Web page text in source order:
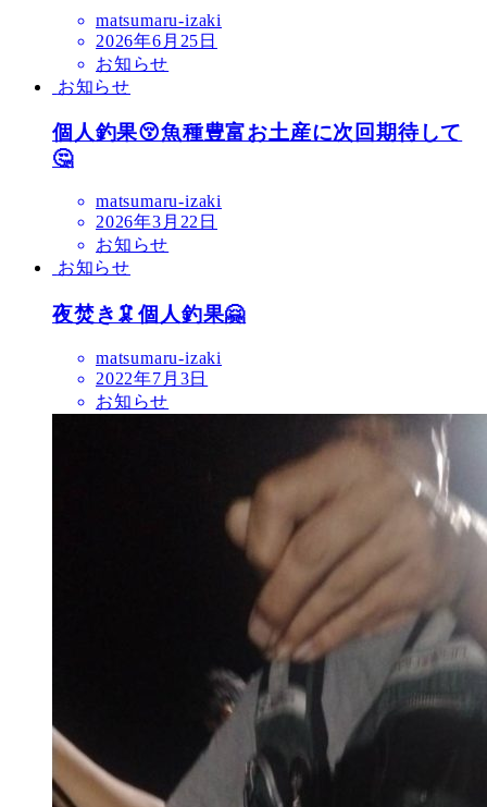
matsumaru-izaki
2026年6月25日
お知らせ
お知らせ
個人釣果😚魚種豊富お土産に次回期待して
🤔
matsumaru-izaki
2026年3月22日
お知らせ
お知らせ
夜焚き🦑個人釣果🤗
matsumaru-izaki
2022年7月3日
お知らせ